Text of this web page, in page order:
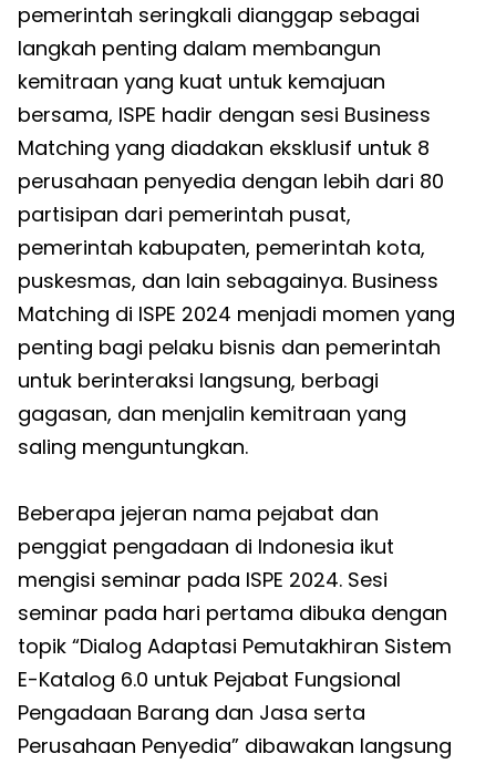
pemerintah seringkali dianggap sebagai
langkah penting dalam membangun
kemitraan yang kuat untuk kemajuan
bersama, ISPE hadir dengan sesi Business
Matching yang diadakan eksklusif untuk 8
perusahaan penyedia dengan lebih dari 80
partisipan dari pemerintah pusat,
pemerintah kabupaten, pemerintah kota,
puskesmas, dan lain sebagainya. Business
Matching di ISPE 2024 menjadi momen yang
penting bagi pelaku bisnis dan pemerintah
untuk berinteraksi langsung, berbagi
gagasan, dan menjalin kemitraan yang
saling menguntungkan.
Beberapa jejeran nama pejabat dan
penggiat pengadaan di Indonesia ikut
mengisi seminar pada ISPE 2024. Sesi
seminar pada hari pertama dibuka dengan
topik “Dialog Adaptasi Pemutakhiran Sistem
E-Katalog 6.0 untuk Pejabat Fungsional
Pengadaan Barang dan Jasa serta
Perusahaan Penyedia” dibawakan langsung